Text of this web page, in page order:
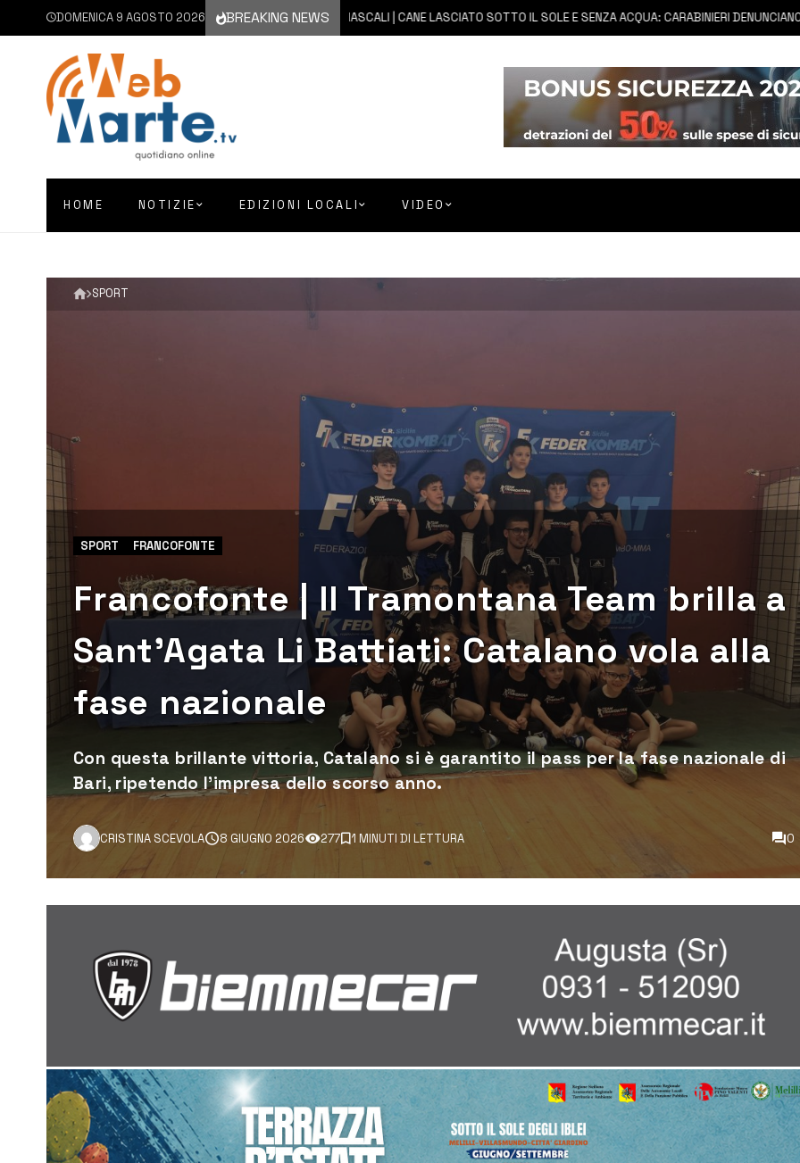
DOMENICA 9 AGOSTO 2026 BREAKING NEWS
9 AGOSTO 2026 MASCALI | CANE LASCIATO SOTTO IL SOLE E SENZA ACQUA: CARABINIERI DENUNCIANO
HOME NOTIZIE EDIZIONI LOCALI VIDEO
SPORT
SPORT FRANCOFONTE
Francofonte | Il Tramontana Team brilla a
Sant’Agata Li Battiati: Catalano vola alla
fase nazionale
Con questa brillante vittoria, Catalano si è garantito il pass per la fase nazionale di
Bari, ripetendo l’impresa dello scorso anno.
CRISTINA SCEVOLA 8 GIUGNO 2026 277 1 MINUTI DI LETTURA 0